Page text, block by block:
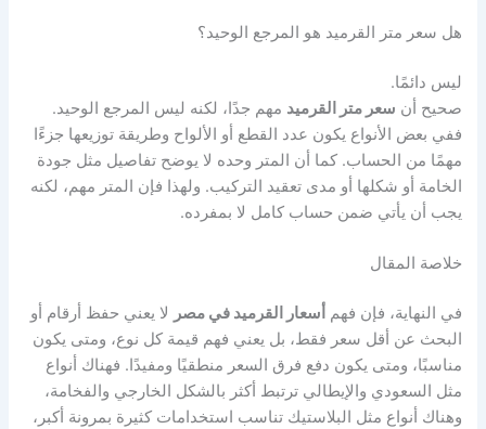
هل سعر متر القرميد هو المرجع الوحيد؟
ليس دائمًا.
صحيح أن سعر متر القرميد مهم جدًا، لكنه ليس المرجع الوحيد.
ففي بعض الأنواع يكون عدد القطع أو الألواح وطريقة توزيعها جزءًا
مهمًا من الحساب. كما أن المتر وحده لا يوضح تفاصيل مثل جودة
الخامة أو شكلها أو مدى تعقيد التركيب. ولهذا فإن المتر مهم، لكنه
يجب أن يأتي ضمن حساب كامل لا بمفرده.
خلاصة المقال
في النهاية، فإن فهم أسعار القرميد في مصر لا يعني حفظ أرقام أو
البحث عن أقل سعر فقط، بل يعني فهم قيمة كل نوع، ومتى يكون
مناسبًا، ومتى يكون دفع فرق السعر منطقيًا ومفيدًا. فهناك أنواع
مثل السعودي والإيطالي ترتبط أكثر بالشكل الخارجي والفخامة،
وهناك أنواع مثل البلاستيك تناسب استخدامات كثيرة بمرونة أكبر،